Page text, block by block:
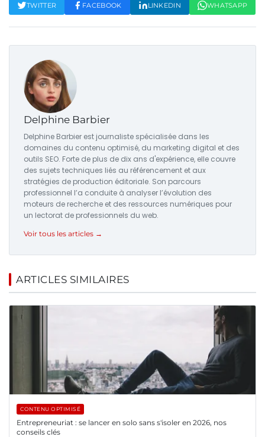
TWITTER FACEBOOK LINKEDIN WHATSAPP
Delphine Barbier
Delphine Barbier est journaliste spécialisée dans les
domaines du contenu optimisé, du marketing digital et des
outils SEO. Forte de plus de dix ans d'expérience, elle couvre
des sujets techniques liés au référencement et aux
stratégies de production éditoriale. Son parcours
professionnel l’a conduite à analyser l’évolution des
moteurs de recherche et des ressources numériques pour
un lectorat de professionnels du web.
Voir tous les articles →
ARTICLES SIMILAIRES
CONTENU OPTIMISÉ
Entrepreneuriat : se lancer en solo sans s'isoler en 2026, nos
conseils clés